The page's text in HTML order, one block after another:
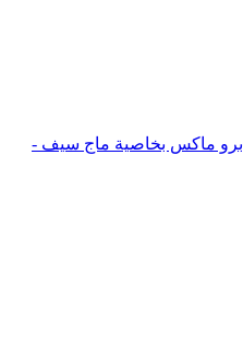
ابل كفر سيليكون لجوال ايفون 16 برو ماكس بخاصية ماج سيف -